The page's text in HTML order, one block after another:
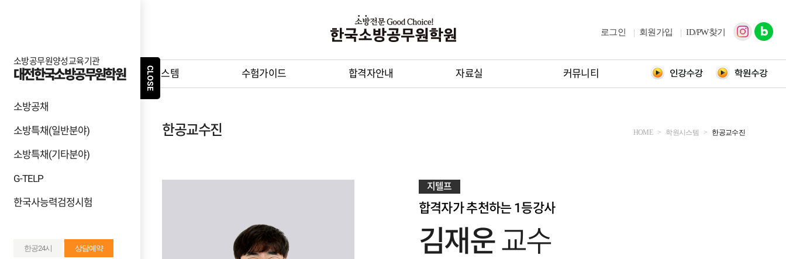
로그인 회원가입 ID/PW찾기
학원소개 학원시스템 수험가이드 합격자안내 자료실 커뮤니티
학원시스템
강의시간표
한공교수진
소방관계법규
한공교수진 HOME > 학원시스템 > 한공교수진
지텔프
합격자가 추천하는 1등강사
김재운교수
소방공무원양성교육기관
대전한국소방공무원학원
소방공채
소방특채(일반분야)
소방특채(기타분야)
G-TELP
한국사능력검정시험
한공24시 상담예약
CLOSE